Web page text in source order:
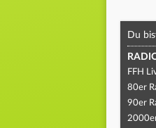
Du
FFH
80er
90er